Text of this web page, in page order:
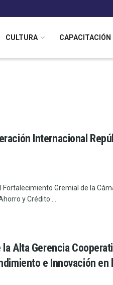
CULTURA CAPACITACIÓN
Internacional
Fortalecimiento Gremial de la
y Crédito ...
Alta Gerencia
e Innovación en